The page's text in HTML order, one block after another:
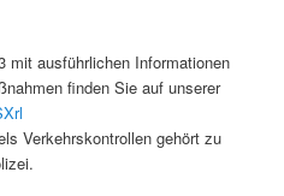
mit ausführlichen Informationen
finden Sie auf unserer
Verkehrskontrollen gehört zu